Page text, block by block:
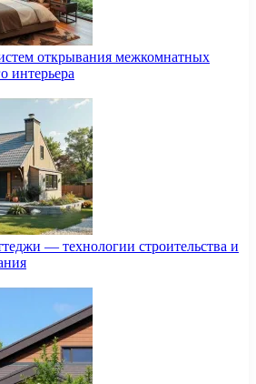
открывания межкомнатных
интерьера
— технологии строительства и